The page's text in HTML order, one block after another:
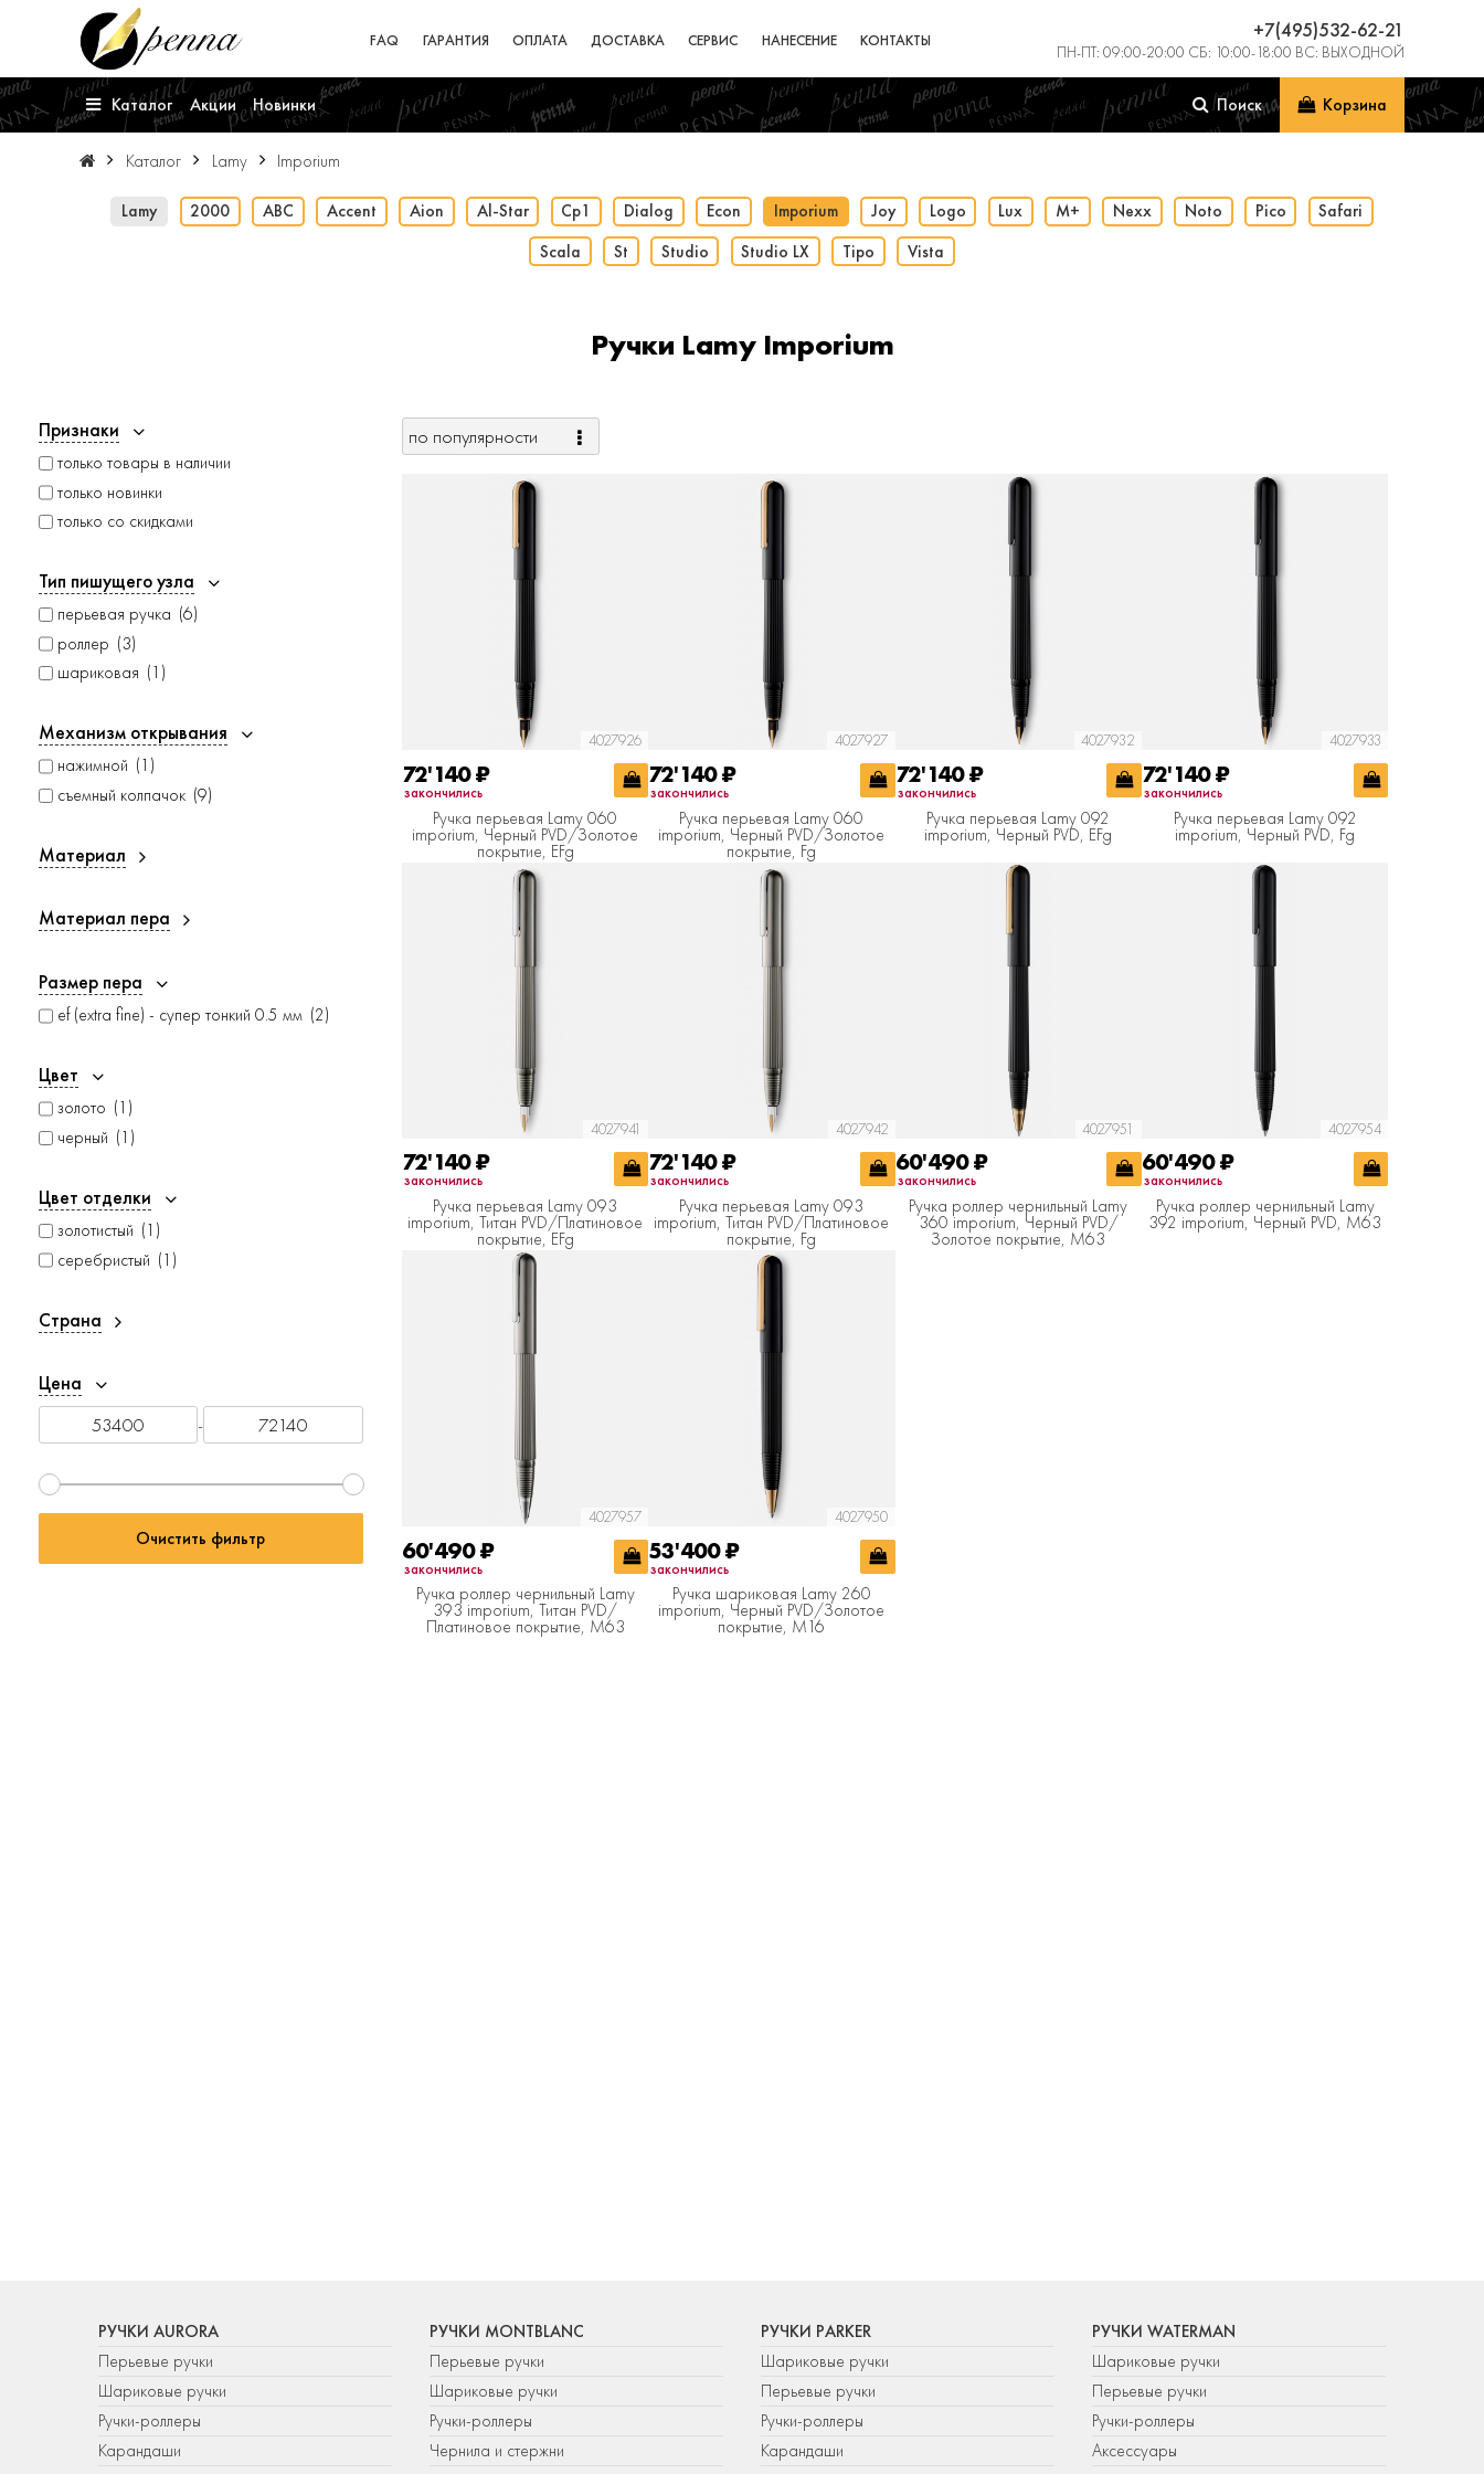
FAQ ГАРАНТИЯ ОПЛАТА ДОСТАВКА СЕРВИС НАНЕСЕНИЕ КОНТАКТЫ +7(495)532-62-21
ПН-ПТ: 09:00-20:00 СБ: 10:00-18:00 ВС: ВЫХОДНОЙ
Каталог Акции Новинки Поиск Корзина
Каталог Lamy Imporium
Lamy 2000 ABC Accent Aion Al-Star Cp1 Dialog Econ Imporium Joy Logo Lux M+ Nexx Noto Pico
Safari
Scala
St Studio Studio LX Tipo Vista
Ручки Lamy Imporium
Признаки
только товары в наличии
только новинки
только со скидками
Тип пишущего узла
перьевая ручка 6
роллер
3
шариковая
1
Механизм открывания
нажимной
1
съемный колпачок 9
Материал
Материал пера
Размер пера
ef (extra fine) - супер тонкий 0.5 мм 2
Цвет
золото
1
черный
1
Цвет отделки
золотистый
1
серебристый
1
Страна
Цена
-
Очистить фильтр
4027926
72'140₽
закончились
Ручка перьевая Lamy 060
imporium, Черный PVD/Золотое
покрытие, EFg
4027927
72'140₽
закончились
Ручка перьевая Lamy 060
imporium, Черный PVD/Золотое
покрытие, Fg
4027932
72'140₽
закончились
Ручка перьевая Lamy 092
imporium, Черный PVD, EFg
4027933
72'140₽
закончились
Ручка перьевая Lamy 092
imporium, Черный PVD, Fg
4027941
72'140₽
закончились
Ручка перьевая Lamy 093
imporium, Титан PVD/Платиновое
покрытие, EFg
4027942
72'140₽
закончились
Ручка перьевая Lamy 093
imporium, Титан PVD/Платиновое
покрытие, Fg
4027951
60'490₽
закончились
Ручка роллер чернильный Lamy
360 imporium, Черный PVD/
Золотое покрытие, M63
4027954
60'490₽
закончились
Ручка роллер чернильный Lamy
392 imporium, Черный PVD, M63
4027957
60'490₽
закончились
Ручка роллер чернильный Lamy
393 imporium, Титан PVD/
Платиновое покрытие, M63
4027950
53'400₽
закончились
Ручка шариковая Lamy 260
imporium, Черный PVD/Золотое
покрытие, M16
РУЧКИ AURORA
Перьевые ручки
Шариковые ручки
Ручки-роллеры
Карандаши
РУЧКИ MONTBLANC
Перьевые ручки
Шариковые ручки
Ручки-роллеры
Чернила и стержни
РУЧКИ PARKER
Шариковые ручки
Перьевые ручки
Ручки-роллеры
Карандаши
РУЧКИ WATERMAN
Шариковые ручки
Перьевые ручки
Ручки-роллеры
Аксессуары